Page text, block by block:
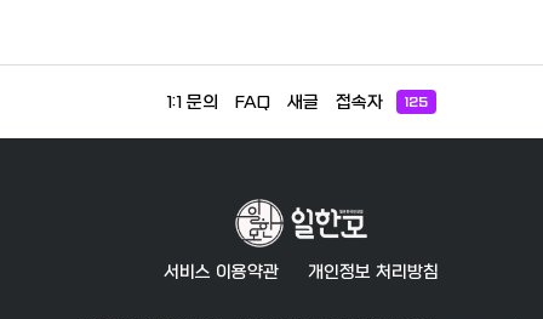
1:1 문의 FAQ 새글 접속자 125
서비스 이용약관 개인정보 처리방침